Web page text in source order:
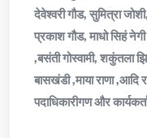
देवेश्वरी गौड, सुमित्रा
प्रकाश गौड, माधो सिहं
,बसंती गोस्वामी, शकुंतला
बासखंडी ,माया राणा ,आदि
पदाधिकारीगण और